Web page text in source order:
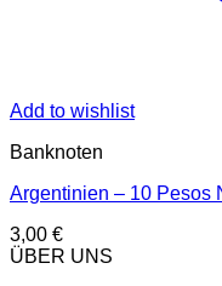
Add to wishlist
Banknoten
Argentinien – 10 Pesos
3,00 €
ÜBER UNS